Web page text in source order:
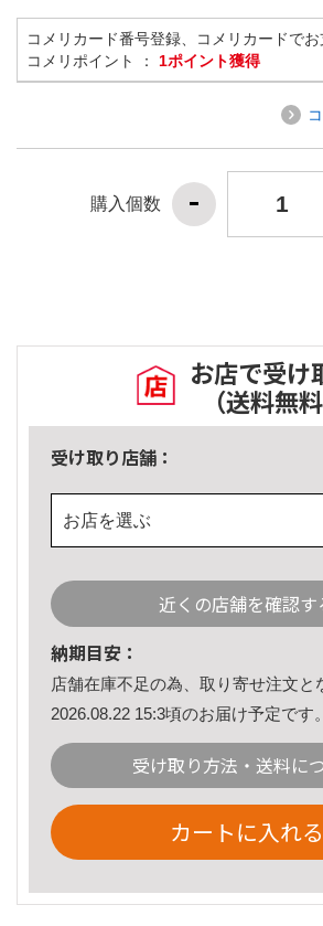
コメリカード番号登録、コメリカードで
コメリポイント ： 1ポイント獲得
購入個数
お店で受け
（送料無料
受け取り店舗：
お店を選ぶ
近くの店舗を確認す
納期目安：
店舗在庫不足の為、取り寄せ注文と
2026.08.22 15:3頃のお届け予定です。
受け取り方法・送料に
カートに入れる